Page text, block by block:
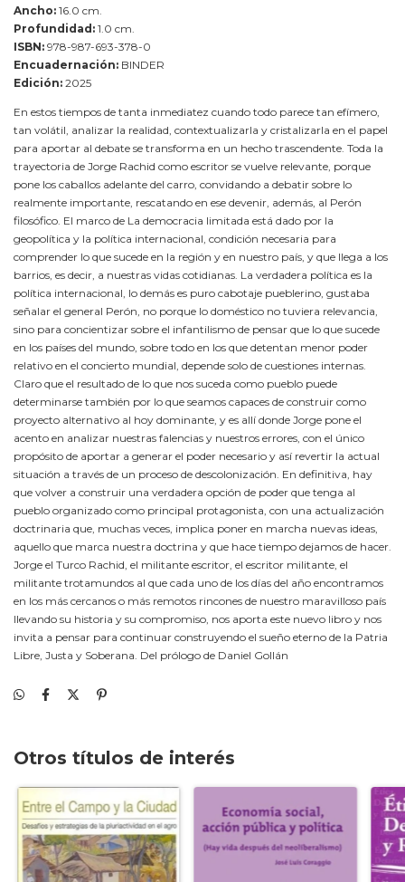
Ancho: 16.0 cm.
Profundidad: 1.0 cm.
ISBN: 978-987-693-378-0
Encuadernación: BINDER
Edición: 2025
En estos tiempos de tanta inmediatez cuando todo parece tan efímero,
tan volátil, analizar la realidad, contextualizarla y cristalizarla en el papel
para aportar al debate se transforma en un hecho trascendente. Toda la
trayectoria de Jorge Rachid como escritor se vuelve relevante, porque
pone los caballos adelante del carro, convidando a debatir sobre lo
realmente importante, rescatando en ese devenir, además, al Perón
filosófico. El marco de La democracia limitada está dado por la
geopolítica y la política internacional, condición necesaria para
comprender lo que sucede en la región y en nuestro país, y que llega a los
barrios, es decir, a nuestras vidas cotidianas. La verdadera política es la
política internacional, lo demás es puro cabotaje pueblerino, gustaba
señalar el general Perón, no porque lo doméstico no tuviera relevancia,
sino para concientizar sobre el infantilismo de pensar que lo que sucede
en los países del mundo, sobre todo en los que detentan menor poder
relativo en el concierto mundial, depende solo de cuestiones internas.
Claro que el resultado de lo que nos suceda como pueblo puede
determinarse también por lo que seamos capaces de construir como
proyecto alternativo al hoy dominante, y es allí donde Jorge pone el
acento en analizar nuestras falencias y nuestros errores, con el único
propósito de aportar a generar el poder necesario y así revertir la actual
situación a través de un proceso de descolonización. En definitiva, hay
que volver a construir una verdadera opción de poder que tenga al
pueblo organizado como principal protagonista, con una actualización
doctrinaria que, muchas veces, implica poner en marcha nuevas ideas,
aquello que marca nuestra doctrina y que hace tiempo dejamos de hacer.
Jorge el Turco Rachid, el militante escritor, el escritor militante, el
militante trotamundos al que cada uno de los días del año encontramos
en los más cercanos o más remotos rincones de nuestro maravilloso país
llevando su historia y su compromiso, nos aporta este nuevo libro y nos
invita a pensar para continuar construyendo el sueño eterno de la Patria
Libre, Justa y Soberana. Del prólogo de Daniel Gollán
Otros títulos de interés